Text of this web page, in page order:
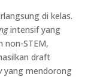
di kelas.
intensif yang
non-STEM,
draft
yang mendorong